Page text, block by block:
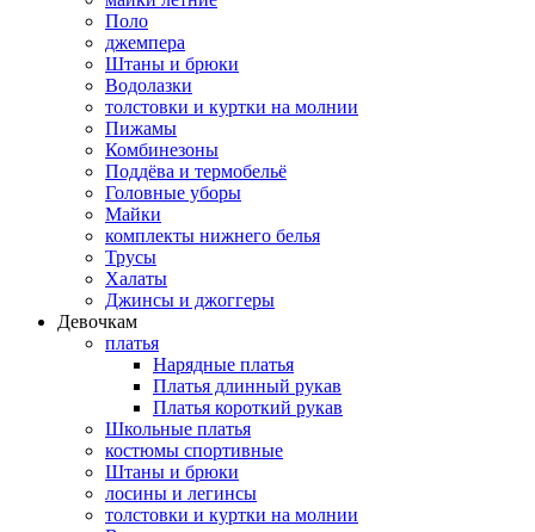
Поло
джемпера
Штаны и брюки
Водолазки
толстовки и куртки на молнии
Пижамы
Комбинезоны
Поддёва и термобельё
Головные уборы
Майки
комплекты нижнего белья
Трусы
Халаты
Джинсы и джоггеры
Девочкам
платья
Нарядные платья
Платья длинный рукав
Платья короткий рукав
Школьные платья
костюмы спортивные
Штаны и брюки
лосины и легинсы
толстовки и куртки на молнии